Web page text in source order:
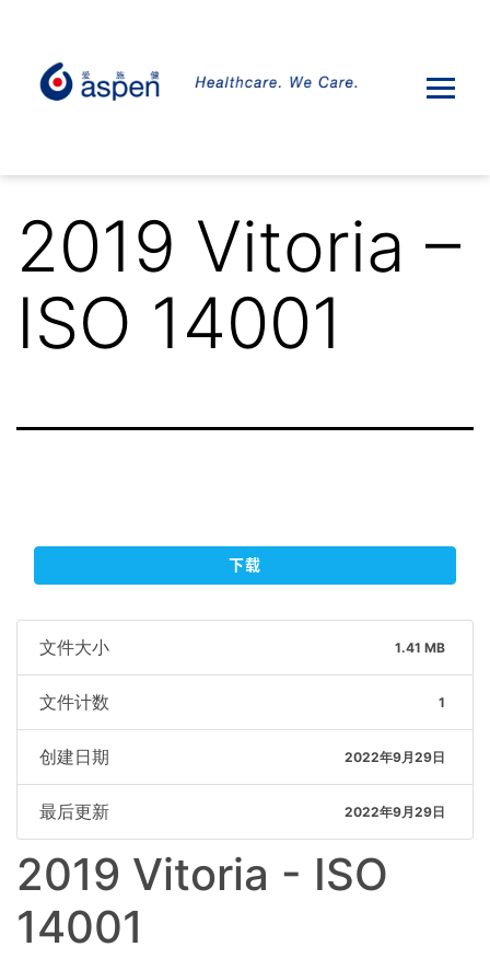
2019 Vitoria –
ISO 14001
下载
文件大小 1.41 MB
文件计数 1
创建日期 2022年9月29日
最后更新 2022年9月29日
2019 Vitoria - ISO
14001